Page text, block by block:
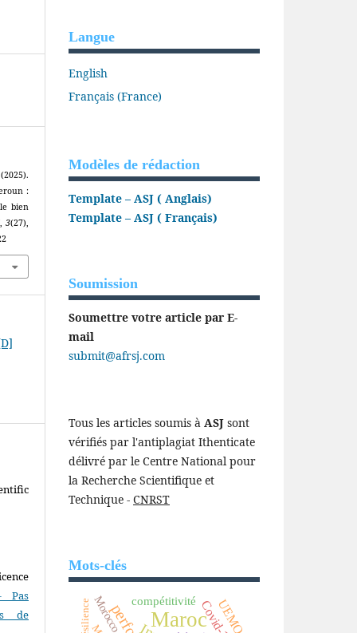
:
bien
, 3(27),
Pas
de
Langue
English
Français (France)
Modèles de rédaction
Template – ASJ ( Anglais)
Template – ASJ ( Français)
Soumission
Soumettre votre article par E-
mail
submit@afrsj.com
Tous les articles soumis à ASJ sont
vérifiés par l'antiplagiat Ithenticate
délivré par le Centre National pour
la Recherche Scientifique et
Technique - CNRST
Mots-clés
MarocCovid-19
UEMOA
compétitivité
Morocco
Résilience